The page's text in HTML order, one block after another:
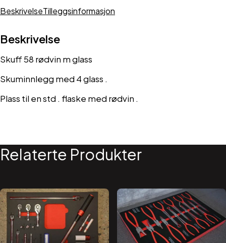
BeskrivelseTilleggsinformasjon
Beskrivelse
Skuff 58 rødvin m glass
Skuminnlegg med 4 glass .
Plass til en std . flaske med rødvin .
Relaterte Produkter